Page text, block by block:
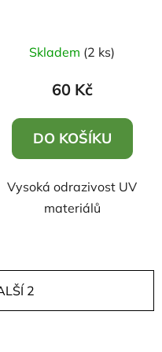
Skladem (2 ks)
60 Kč
DO KOŠÍKU
Vysoká odrazivost UV
materiálů
2